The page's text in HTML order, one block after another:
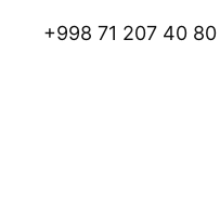
+998 71 207 40 80